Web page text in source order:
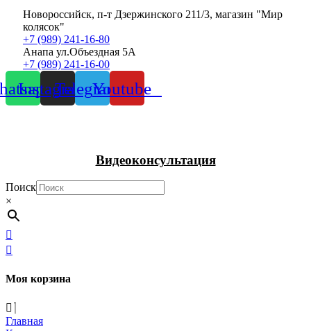
Новороссийск, п-т Дзержинского 211/3, магазин "Мир
колясок"
+7 (989) 241-16-80
Анапа ул.Объездная 5А
+7 (989) 241-16-00
InstagramTelegramYoutube
Видеоконсультация
Поиск
×
Моя корзина
Главная